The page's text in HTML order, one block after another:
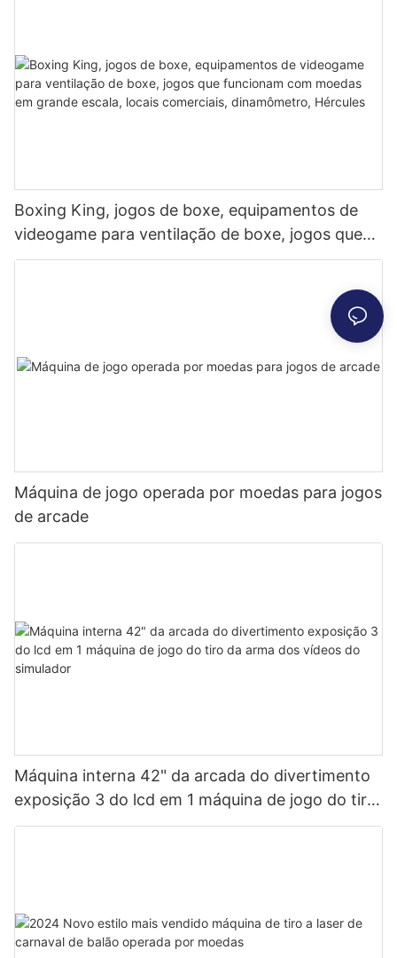
Boxing King, jogos de boxe, equipamentos de
videogame para ventilação de boxe, jogos que
funcionam com moedas em grande escala, locais
Máquina de jogo operada por moedas para jogos
de arcade
Máquina interna 42" da arcada do divertimento
exposição 3 do lcd em 1 máquina de jogo do tiro
da arma dos vídeos do simulador